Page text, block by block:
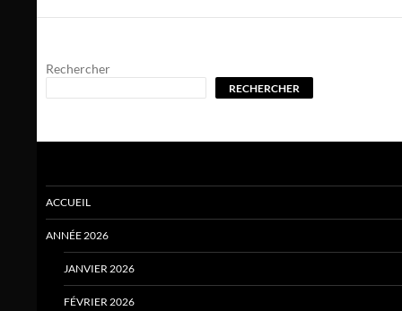
Rechercher
RECHERCHER
ACCUEIL
ANNÉE 2026
JANVIER 2026
FÉVRIER 2026